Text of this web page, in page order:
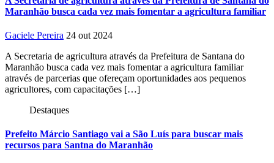
Maranhão busca cada vez mais fomentar a agricultura familiar
Gaciele Pereira 24 out 2024
A Secretaria de agricultura através da Prefeitura de Santana do
Maranhão busca cada vez mais fomentar a agricultura familiar
através de parcerias que ofereçam oportunidades aos pequenos
agricultores, com capacitações […]
Destaques
Prefeito Márcio Santiago vai a São Luís para buscar mais
recursos para Santna do Maranhão